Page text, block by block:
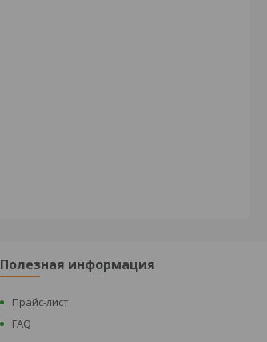
Полезная информация
Прайс-лист
FAQ